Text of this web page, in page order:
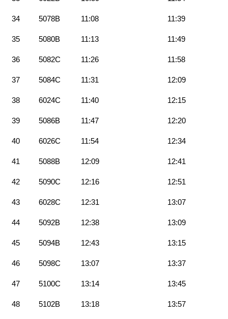
34 5078B 11:08 11:39
35 5080B 11:13 11:49
36 5082C 11:26 11:58
37 5084C 11:31 12:09
38 6024C 11:40 12:15
39 5086B 11:47 12:20
40 6026C 11:54 12:34
41 5088B 12:09 12:41
42 5090C 12:16 12:51
43 6028C 12:31 13:07
44 5092B 12:38 13:09
45 5094B 12:43 13:15
46 5098C 13:07 13:37
47 5100C 13:14 13:45
48 5102B 13:18 13:57